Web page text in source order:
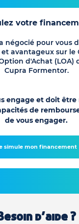
votre
négocié pour vous
avantageux sur le
d'Achat (LOA)
Cupra Formentor.
engage et doit être
de
de vous engager.
simule mon financement
d’aide ?